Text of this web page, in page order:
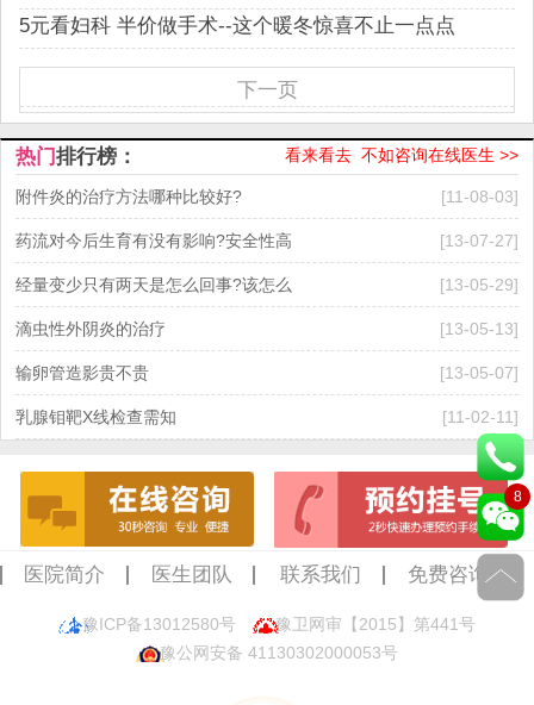
科联盟!
5元看妇科 半价做手术--这个暖冬惊喜不止一点点
下一页
热门排行榜： 看来看去 不如咨询在线医生 >>
附件炎的治疗方法哪种比较好? [11-08-03]
药流对今后生育有没有影响?安全性高 [13-07-27]
经量变少只有两天是怎么回事?该怎么 [13-05-29]
滴虫性外阴炎的治疗 [13-05-13]
输卵管造影贵不贵 [13-05-07]
乳腺钼靶X线检查需知 [11-02-11]
医院简介 医生团队 联系我们 免费咨询
豫ICP备13012580号
豫卫网审【2015】第441号
豫公网安备 41130302000053号
8